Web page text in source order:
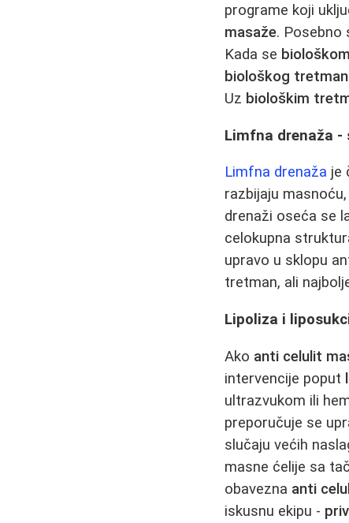
programe koji
masaže. Posebno
Kada se
biološkog
Uz biološkim
Limfna drenaža -
Limfna drenaža je
razbijaju
drenaži oseća se
celokupna
upravo u sklopu
tretman, ali
Lipoliza i
Ako anti celulit
intervencije poput
ultrazvukom ili
preporučuje se
slučaju većih
masne ćelije sa
obavezna anti
iskusnu ekipu -